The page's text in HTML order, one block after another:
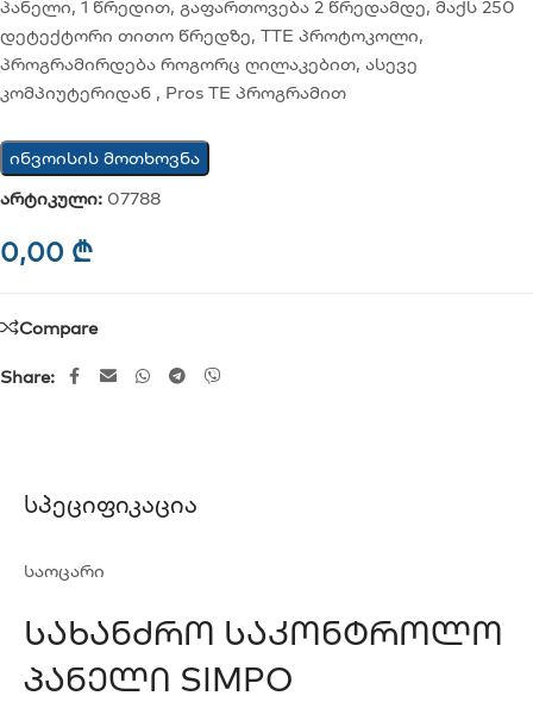
პანელი, 1 წრედით, გაფართოვება 2 წრედამდე, მაქს 250
დეტექტორი თითო წრედზე, TTE პროტოკოლი,
პროგრამირდება როგორც ღილაკებით, ასევე
კომპიუტერიდან , Pros TE პროგრამით
ინვოისის მოთხოვნა
არტიკული: 07788
0,00 ₾
Compare
Share:
Სპეციფიკაცია
საოცარი
Სახანძრო Საკონტროლო
Პანელი SIMPO